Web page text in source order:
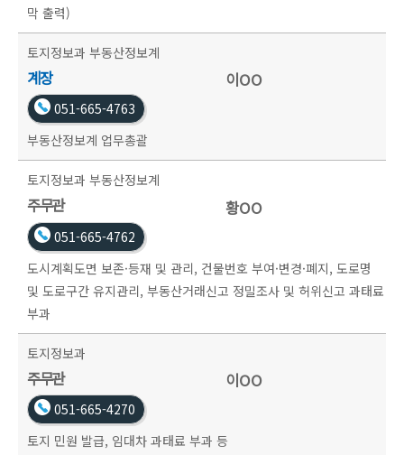
막 출력)
토지정보과 부동산정보계
계장 이OO
051-665-4763
부동산정보계 업무총괄
토지정보과 부동산정보계
주무관 황OO
051-665-4762
도시계획도면 보존·등재 및 관리, 건물번호 부여·변경·폐지, 도로명
및 도로구간 유지관리, 부동산거래신고 정밀조사 및 허위신고 과태료
부과
토지정보과
주무관 이OO
051-665-4270
토지 민원 발급, 임대차 과태료 부과 등